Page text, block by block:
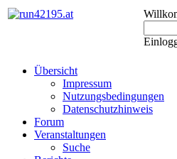
Übersicht
Impressum
Nutzungsbedingungen
Datenschutzhinweis
Forum
Veranstaltungen
Suche